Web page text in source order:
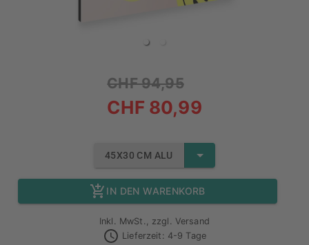
CHF 94,95
CHF 80,99
45X30 CM ALU
IN DEN WARENKORB
Inkl. MwSt., zzgl. Versand
Lieferzeit: 4-9 Tage